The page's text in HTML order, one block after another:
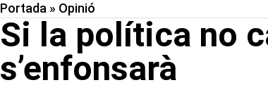
Portada » Opinió
Si la política no
s’enfonsarà